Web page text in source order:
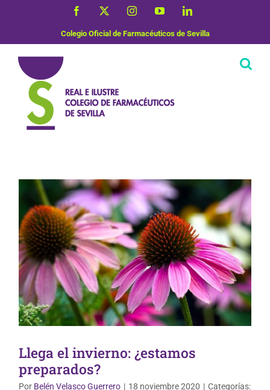
Facebook InstagramYouTubeLinkedIn
Colegio Oficial de Farmacéuticos de Sevilla
Plantas Medicinales
Llega el invierno: ¿estamos
preparados?
Por Belén Velasco Guerrero | 18 noviembre 2020 | Categorías: